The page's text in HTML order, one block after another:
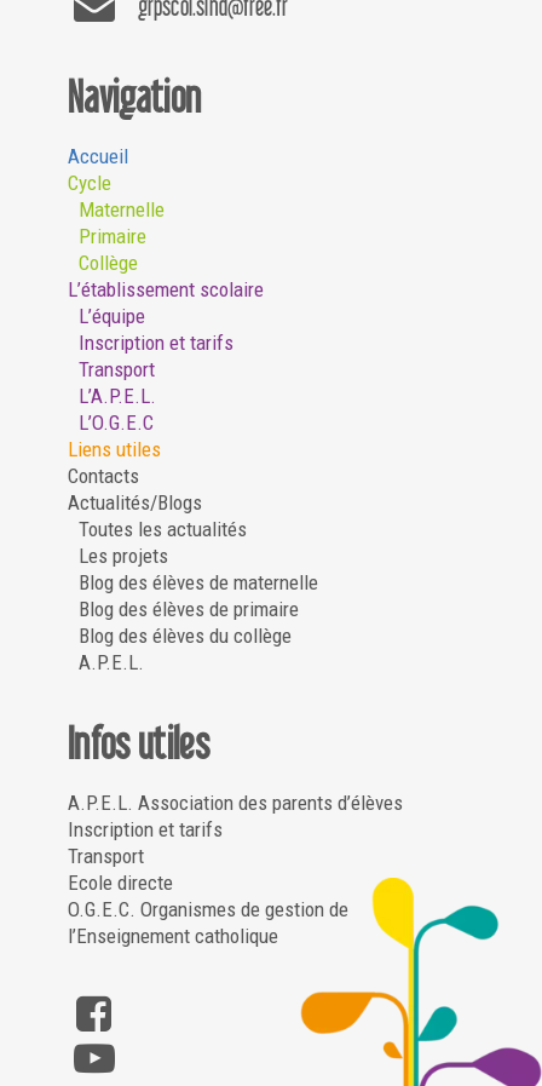
grpscol.slnd@free.fr
Navigation
Accueil
Cycle
Maternelle
Primaire
Collège
L’établissement scolaire
L’équipe
Inscription et tarifs
Transport
L’A.P.E.L.
L’O.G.E.C
Liens utiles
Contacts
Actualités/Blogs
Toutes les actualités
Les projets
Blog des élèves de maternelle
Blog des élèves de primaire
Blog des élèves du collège
A.P.E.L.
Infos utiles
A.P.E.L. Association des parents d’élèves
Inscription et tarifs
Transport
Ecole directe
O.G.E.C. Organismes de gestion de
l’Enseignement catholique